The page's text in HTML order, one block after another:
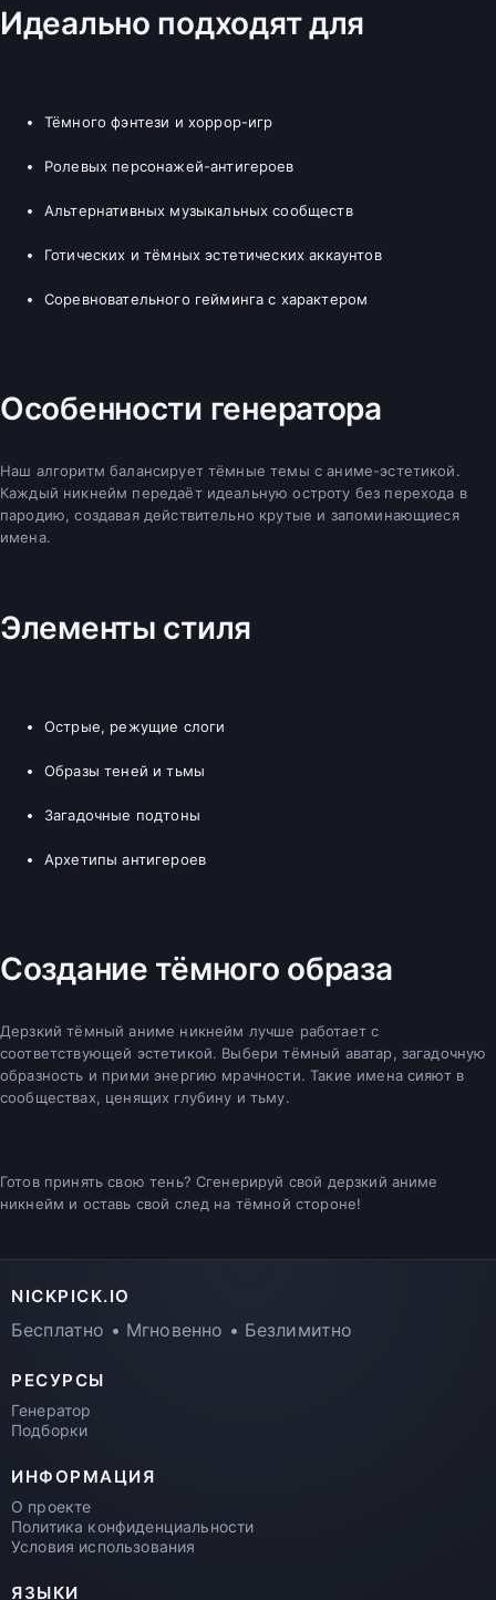
Идеально подходят для
Тёмного фэнтези и хоррор-игр
Ролевых персонажей-антигероев
Альтернативных музыкальных сообществ
Готических и тёмных эстетических аккаунтов
Соревновательного гейминга с характером
Особенности генератора
Наш алгоритм балансирует тёмные темы с аниме-эстетикой.
Каждый никнейм передаёт идеальную остроту без перехода в
пародию, создавая действительно крутые и запоминающиеся
имена.
Элементы стиля
Острые, режущие слоги
Образы теней и тьмы
Загадочные подтоны
Архетипы антигероев
Создание тёмного образа
Дерзкий тёмный аниме никнейм лучше работает с
соответствующей эстетикой. Выбери тёмный аватар, загадочную
образность и прими энергию мрачности. Такие имена сияют в
сообществах, ценящих глубину и тьму.
Готов принять свою тень? Сгенерируй свой дерзкий аниме
никнейм и оставь свой след на тёмной стороне!
NICKPICK.IO
Бесплатно • Мгновенно • Безлимитно
РЕСУРСЫ
Генератор
Подборки
ИНФОРМАЦИЯ
О проекте
Политика конфиденциальности
Условия использования
ЯЗЫКИ